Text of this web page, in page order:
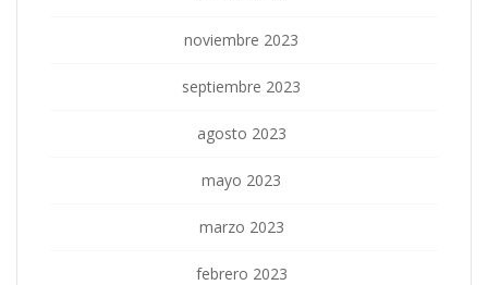
noviembre 2023
septiembre 2023
agosto 2023
mayo 2023
marzo 2023
febrero 2023